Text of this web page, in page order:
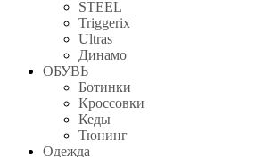
STEEL
Triggerix
Ultras
Динамо
ОБУВЬ
Ботинки
Кроссовки
Кеды
Тюнинг
Одежда